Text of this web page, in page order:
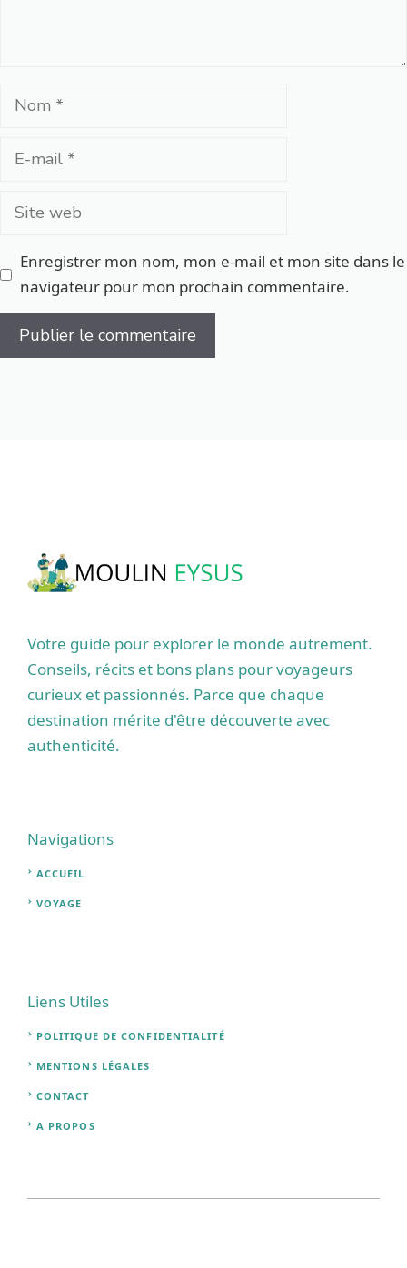
Nom
Site
Enregistrer mon nom, mon e-mail et mon site dans le
navigateur pour mon prochain commentaire.
Votre guide pour explorer le monde autrement.
Conseils, récits et bons plans pour voyageurs
curieux et passionnés. Parce que chaque
destination mérite d'être découverte avec
authenticité.
Navigations
ACCUEIL
VOYAGE
Liens Utiles
POLITIQUE DE CONFIDENTIALITÉ
MENTIONS LÉGALES
CONTACT
A PROPOS